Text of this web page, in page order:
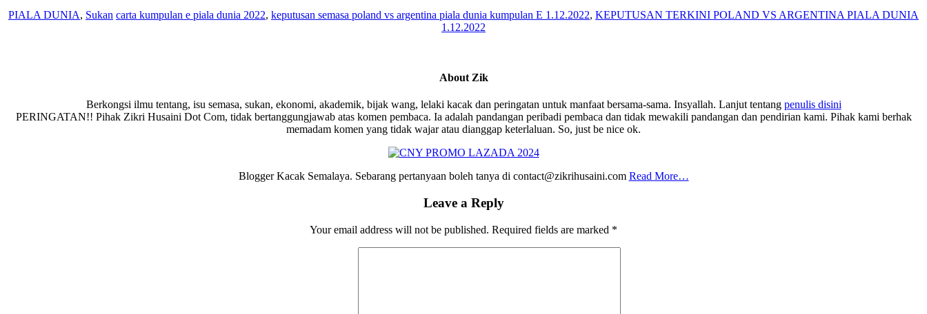
PIALA DUNIA, Sukan carta kumpulan e piala dunia 2022, keputusan semasa poland vs argentina piala dunia kumpulan E 1.12.2022, KEPUTUSAN TERKINI POLAND VS ARGENTINA PIALA DUNIA
1.12.2022
About Zik
Berkongsi ilmu tentang, isu semasa, sukan, ekonomi, akademik, bijak wang, lelaki kacak dan peringatan untuk manfaat bersama-sama. Insyallah. Lanjut tentang penulis disini
PERINGATAN!! Pihak Zikri Husaini Dot Com, tidak bertanggungjawab atas komen pembaca. Ia adalah pandangan peribadi pembaca dan tidak mewakili pandangan dan pendirian kami. Pihak kami berhak
memadam komen yang tidak wajar atau dianggap keterlaluan. So, just be nice ok.
Blogger Kacak Semalaya. Sebarang pertanyaan boleh tanya di contact@zikrihusaini.com Read More…
Leave a Reply
Your email address will not be published. Required fields are marked *